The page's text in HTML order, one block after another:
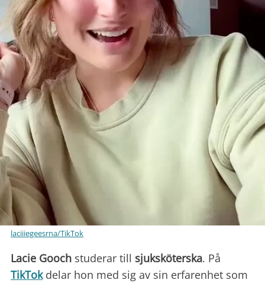
laciiiegeesrna/TikTok
Lacie Gooch studerar till sjuksköterska. På
TikTokdelar hon med sig av sin erfarenhet som